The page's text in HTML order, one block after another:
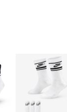
後付」】
品／服務後，再付款。
付」結帳流程】
擇「AFTEE先享後付」
簡訊認證並確認金額
內，您將收到繳費通知簡
NT$1,500(含以上)免
NT$1,500(含以上)免